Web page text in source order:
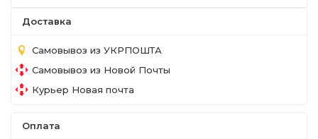
Доставка
Самовывоз из УКРПОШТА
Самовывоз из Новой Почты
Курьер Новая почта
Оплата